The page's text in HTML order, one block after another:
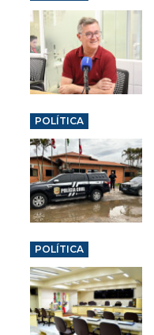
POLÍTICA
POLÍTICA